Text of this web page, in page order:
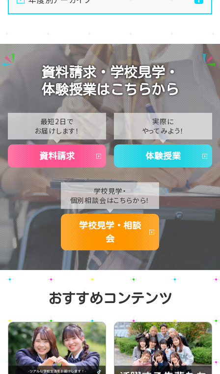
【東京】メイク・美容専攻💄夏祭りメイクに挑戦👀♪✨
を開催！✨
【東京】教育連携校スポーツカレッジの先輩たちが全国
合同研修に行ってきました⭐
【東京】教育連携校の先輩たちと球技大会に参加しまし
2025
2024
2023
2021
2020
資料請求・学校見学・
体験授業はこちらから
最短2日で
お届けします！
資料請求
実際に
やってみよう！
体験授業
学校見学・
個別相談会はこちらから！
学校見学・相談
会
おすすめコンテンツ